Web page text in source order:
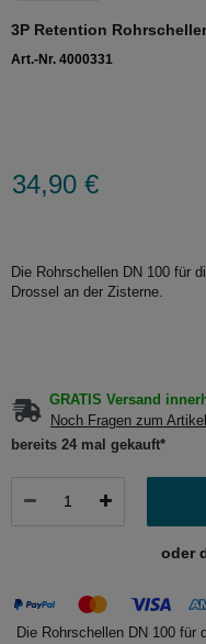
3P Retention
Art.-Nr. 4000331
34,90 €
Die Rohrschellen DN 100 für
Drossel an der Zisterne.
GRATIS Versand
Noch Fragen zum
bereits 24 mal gekauft*
oder
Die Rohrschellen DN 100 für